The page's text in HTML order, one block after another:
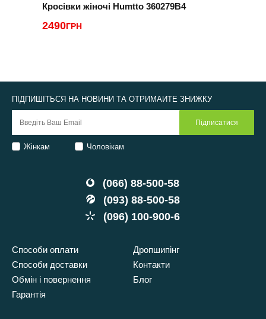
Кросівки жіночі Humtto 360279B4
2490ГРН
(066) 88-500-58
(093) 88-500-58
(096) 100-900-6
Способи оплати
Способи доставки
Обмін і повернення
Гарантія
Дропшипінг
Контакти
Блог
ПІДПИШІТЬСЯ НА НОВИНИ ТА ОТРИМАЙТЕ ЗНИЖКУ
Жінкам Чоловікам